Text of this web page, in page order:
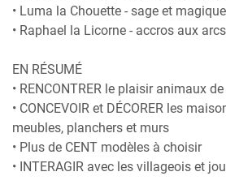
• Luma la Chouette - sage et magique
• Raphael la Licorne - accros aux
EN RÉSUMÉ
• RENCONTRER le plaisir animaux
• CONCEVOIR et DÉCORER les
meubles, planchers et murs
• Plus de CENT modèles à choisir
• INTERAGIR avec les villageois et